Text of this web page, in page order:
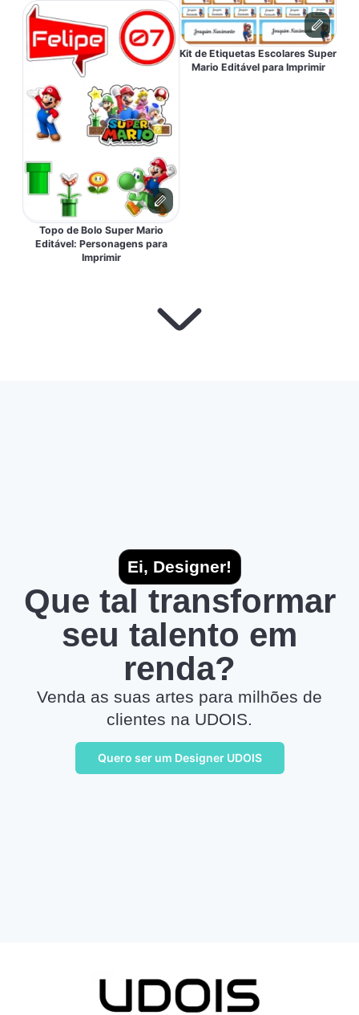
Topo de Bolo Super Mario
Editável: Personagens para
Imprimir
Kit de Etiquetas Escolares Super
Mario Editável para Imprimir
Ei, Designer!
Que tal transformar
seu talento em
renda?
Venda as suas artes para milhões de
clientes na UDOIS.
Quero ser um Designer UDOIS